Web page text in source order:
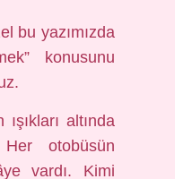
bu yazımızda
konusunu
altında
Her otobüsün
vardı. Kimi